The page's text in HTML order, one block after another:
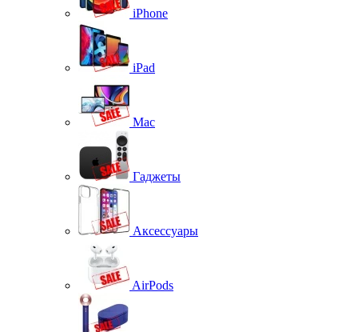
iPhone
iPad
Mac
Гаджеты
Аксессуары
AirPods